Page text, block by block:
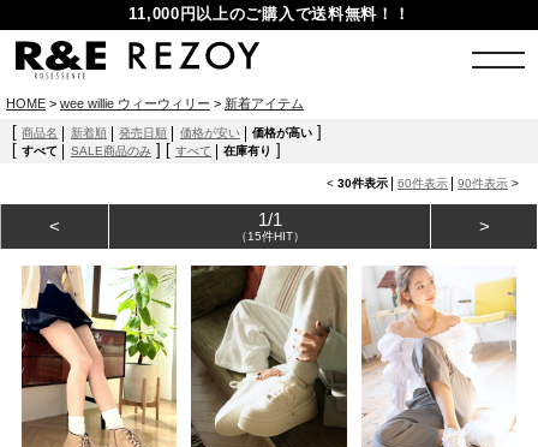
11,000円以上のご購入で送料無料！！
HOME > wee willie ウィーウィリー > 新着アイテム
[商品名 新着順 発売日順 価格が安い 価格が高い ]
[すべて SALE商品のみ ] [ すべて 在庫有り ]
< 30件表示 60件表示 90件表示 >
< 1/1
（15件HIT） >